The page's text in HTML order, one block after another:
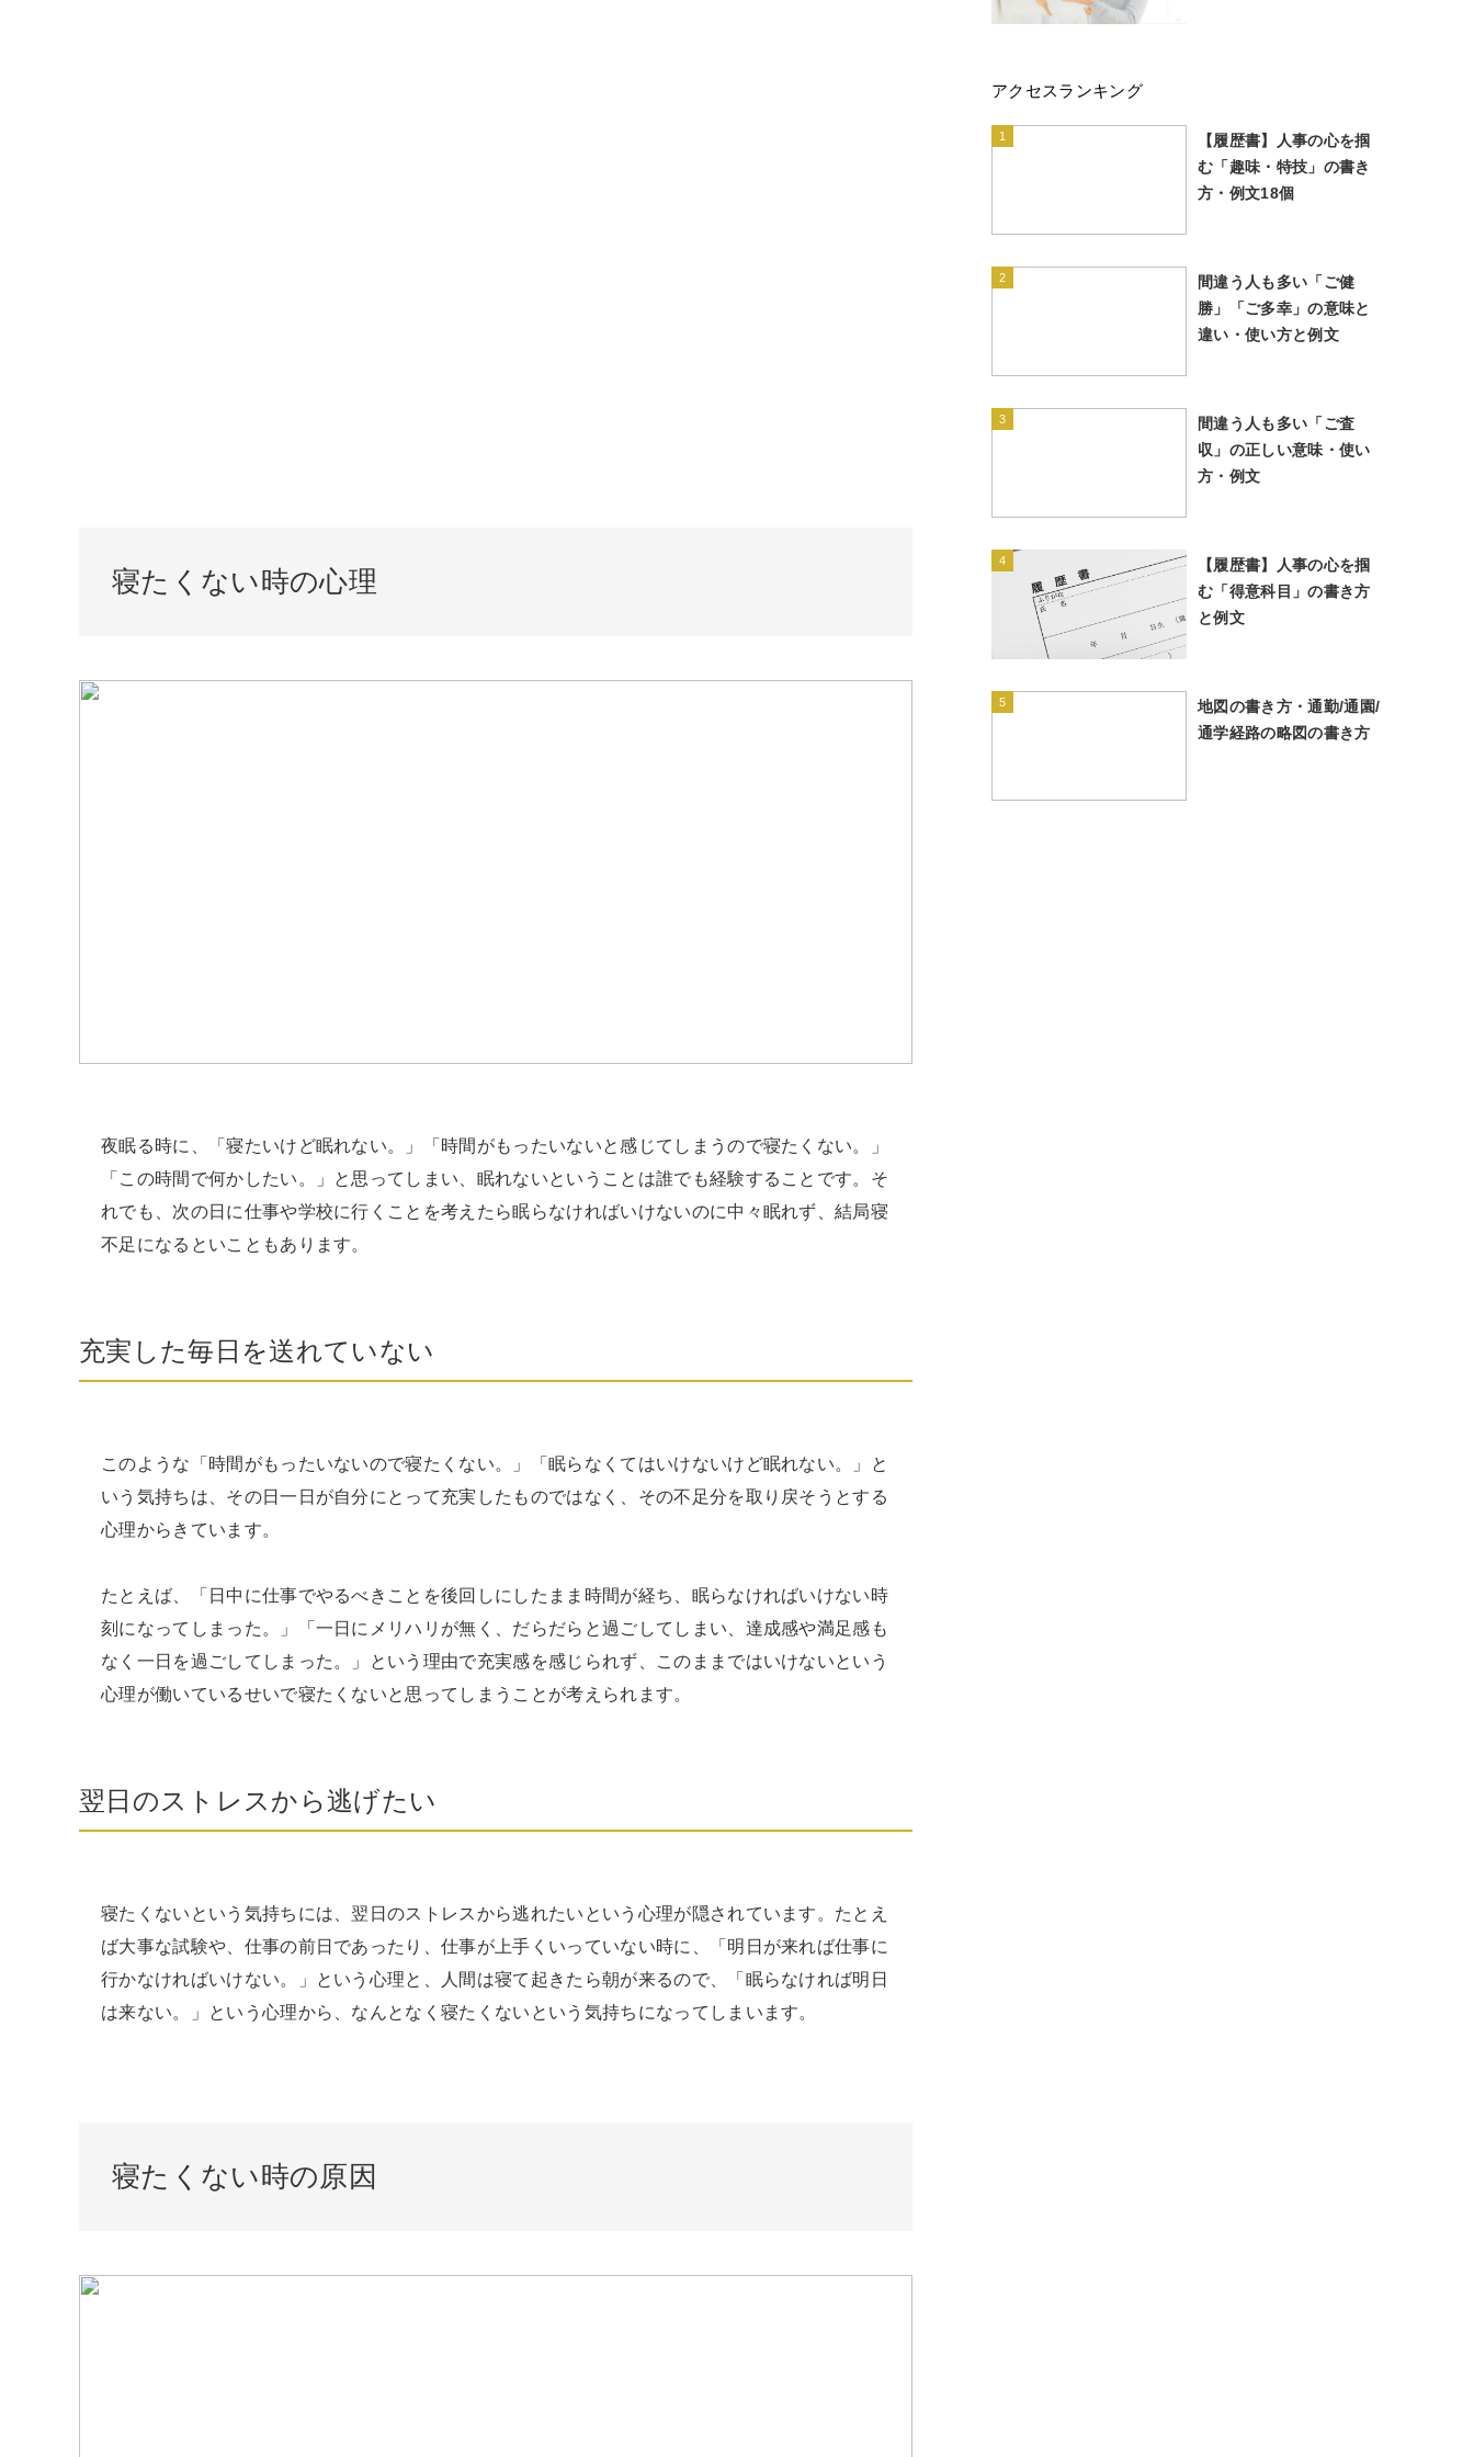
寝たくない時の心理
夜眠る時に、「寝たいけど眠れない。」「時間がもったいないと感じてしまうので寝たくない。」
「この時間で何かしたい。」と思ってしまい、眠れないということは誰でも経験することです。そ
れでも、次の日に仕事や学校に行くことを考えたら眠らなければいけないのに中々眠れず、結局寝
不足になるといこともあります。
充実した毎日を送れていない
このような「時間がもったいないので寝たくない。」「眠らなくてはいけないけど眠れない。」と
いう気持ちは、その日一日が自分にとって充実したものではなく、その不足分を取り戻そうとする
心理からきています。
たとえば、「日中に仕事でやるべきことを後回しにしたまま時間が経ち、眠らなければいけない時
刻になってしまった。」「一日にメリハリが無く、だらだらと過ごしてしまい、達成感や満足感も
なく一日を過ごしてしまった。」という理由で充実感を感じられず、このままではいけないという
心理が働いているせいで寝たくないと思ってしまうことが考えられます。
翌日のストレスから逃げたい
寝たくないという気持ちには、翌日のストレスから逃れたいという心理が隠されています。たとえ
ば大事な試験や、仕事の前日であったり、仕事が上手くいっていない時に、「明日が来れば仕事に
行かなければいけない。」という心理と、人間は寝て起きたら朝が来るので、「眠らなければ明日
は来ない。」という心理から、なんとなく寝たくないという気持ちになってしまいます。
寝たくない時の原因
アクセスランキング
1
【履歴書】人事の心を掴
む「趣味・特技」の書き
方・例文18個
2
間違う人も多い「ご健
勝」「ご多幸」の意味と
違い・使い方と例文
3
間違う人も多い「ご査
収」の正しい意味・使い
方・例文
4
【履歴書】人事の心を掴
む「得意科目」の書き方
と例文
5
地図の書き方・通勤/通園/
通学経路の略図の書き方